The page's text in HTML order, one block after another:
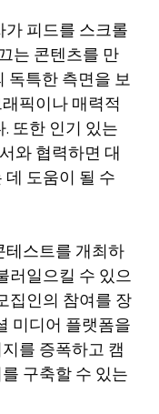
피드를 스크롤
는 콘텐츠를 만
독특한 측면을 보
픽이나 매력적
또한 인기 있는
와 협력하면 대
도움이 될 수
스트를 개최하
러일으킬 수 있으
집인의 참여를 장
미디어 플랫폼을
를 증폭하고 캠
구축할 수 있는